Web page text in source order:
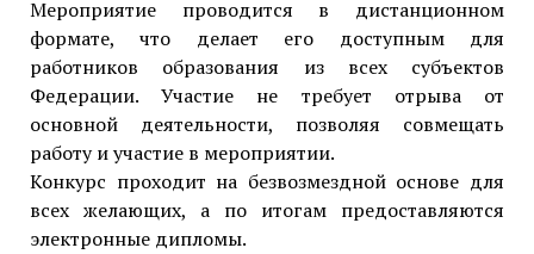
Мероприятие проводится в дистанционном
формате, что делает его доступным для
работников образования из всех субъектов
Федерации. Участие не требует отрыва от
основной деятельности, позволяя совмещать
работу и участие в мероприятии.
Конкурс проходит на безвозмездной основе для
всех желающих, а по итогам предоставляются
электронные дипломы.